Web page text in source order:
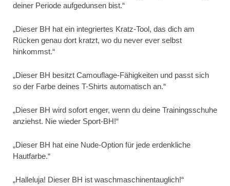
deiner Periode aufgedunsen bist.“
„Dieser BH hat ein integriertes Kratz-Tool, das dich am
Rücken genau dort kratzt, wo du never ever selbst
hinkommst.“
„Dieser BH besitzt Camouflage-Fähigkeiten und passt sich
so der Farbe deines T-Shirts automatisch an.“
„Dieser BH wird sofort enger, wenn du deine Trainingsschuhe
anziehst. Nie wieder Sport-BH!“
„Dieser BH hat eine Nude-Option für jede erdenkliche
Hautfarbe.“
„Halleluja! Dieser BH ist waschmaschinentauglich!“